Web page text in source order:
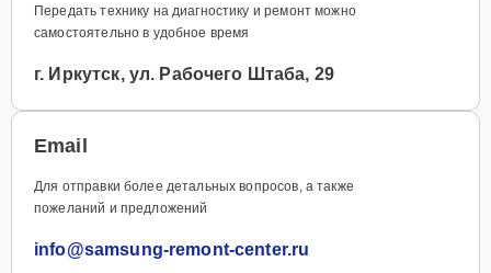
Передать технику на диагностику и ремонт можно
самостоятельно в удобное время
г. Иркутск, ул. Рабочего Штаба, 29
Email
Для отправки более детальных вопросов, а также
пожеланий и предложений
info@samsung-remont-center.ru